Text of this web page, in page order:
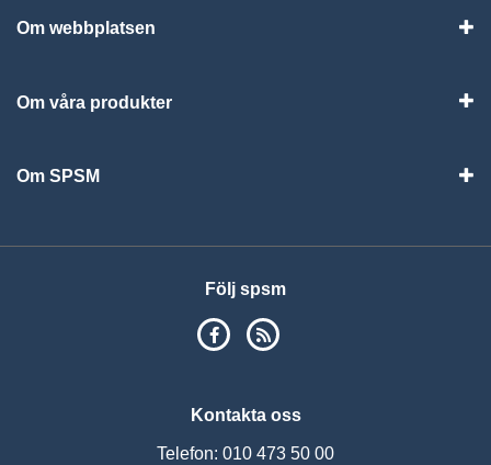
Om webbplatsen
Om våra produkter
Om SPSM
Följ spsm
SPSM på Facebook
Kontakta oss
Telefon: 010 473 50 00